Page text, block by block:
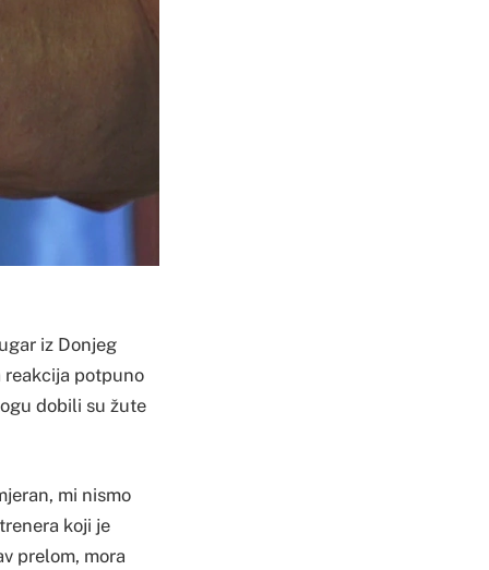
iz Donjeg
reakcija potpuno
dobili su žute
mi nismo
koji je
prelom, mora